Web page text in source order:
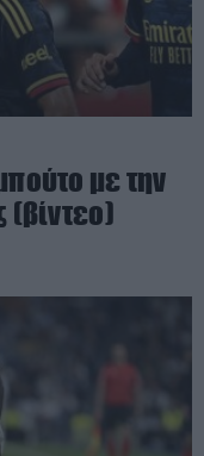
με την
(βίντεο)